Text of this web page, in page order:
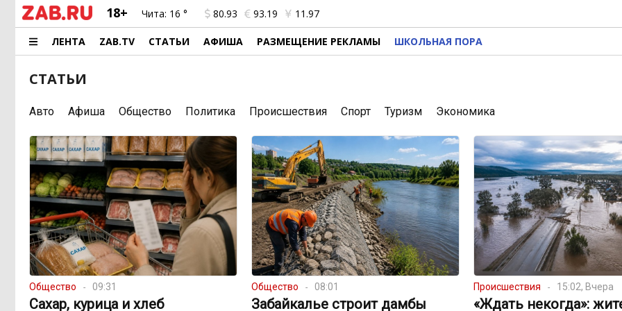
18+ Чита: 16 ° 80.93 93.19 11.97
ЛЕНТА ZAB.TV СТАТЬИ АФИША РАЗМЕЩЕНИЕ РЕКЛАМЫ ШКОЛЬНАЯ ПОРА
СТАТЬИ
Авто Афиша Общество Политика Происшествия Спорт Туризм Экономика
Общество 09:31
Сахар, курица и хлеб
Общество 08:01
Забайкалье строит дамбы
Происшествия 15:02, Вчера
«Ждать некогда»: